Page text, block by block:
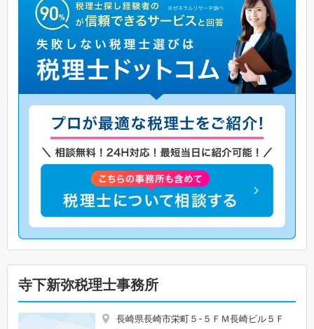
寺下新弥税理士事務所
長崎県長崎市栄町５-５ＦＭ長崎ビル５Ｆ